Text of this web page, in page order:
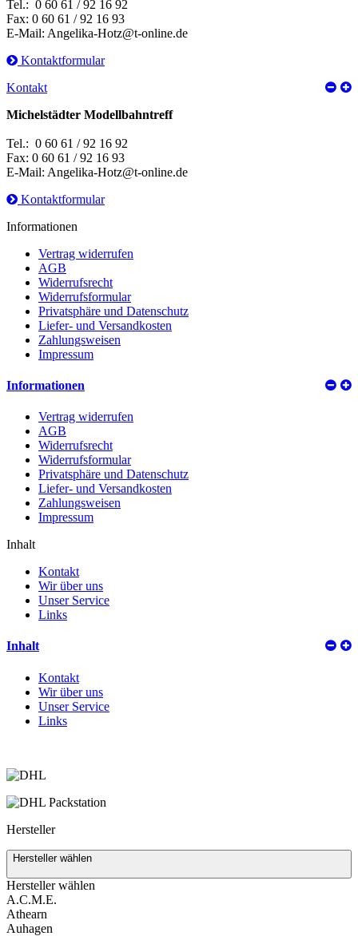
Tel.: 0 60 61 / 92 16 92
Fax: 0 60 61 / 92 16 93
E-Mail: Angelika-Hotz@t-online.de
Kontaktformular
Kontakt
Michelstädter Modellbahntreff
Tel.: 0 60 61 / 92 16 92
Fax: 0 60 61 / 92 16 93
E-Mail: Angelika-Hotz@t-online.de
Kontaktformular
Informationen
Vertrag widerrufen
AGB
Widerrufsrecht
Widerrufsformular
Privatsphäre und Datenschutz
Liefer- und Versandkosten
Zahlungsweisen
Impressum
Informationen
Vertrag widerrufen
AGB
Widerrufsrecht
Widerrufsformular
Privatsphäre und Datenschutz
Liefer- und Versandkosten
Zahlungsweisen
Impressum
Inhalt
Kontakt
Wir über uns
Unser Service
Links
Inhalt
Kontakt
Wir über uns
Unser Service
Links
Hersteller
Hersteller wählen
Hersteller wählen
A.C.M.E.
Athearn
Auhagen